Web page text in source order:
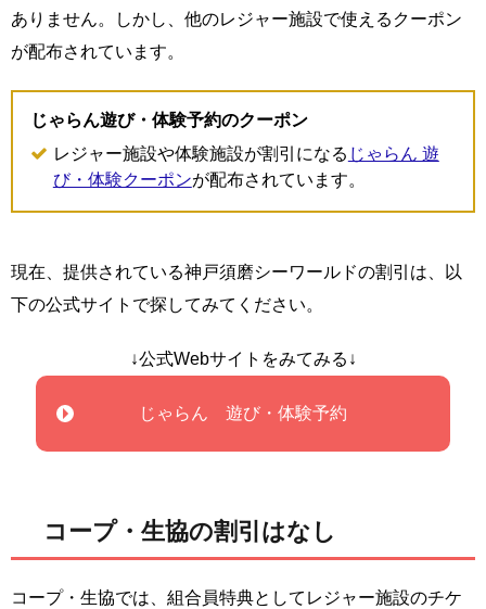
ありません。しかし、他のレジャー施設で使えるクーポン
が配布されています。
じゃらん遊び・体験予約のクーポン
レジャー施設や体験施設が割引になる じゃらん 遊
び・体験クーポンが配布されています。
現在、提供されている神戸須磨シーワールドの割引は、以
下の公式サイトで探してみてください。
↓公式Webサイトをみてみる↓
じゃらん 遊び・体験予約
コープ・生協の割引はなし
コープ・生協では、組合員特典としてレジャー施設のチケ